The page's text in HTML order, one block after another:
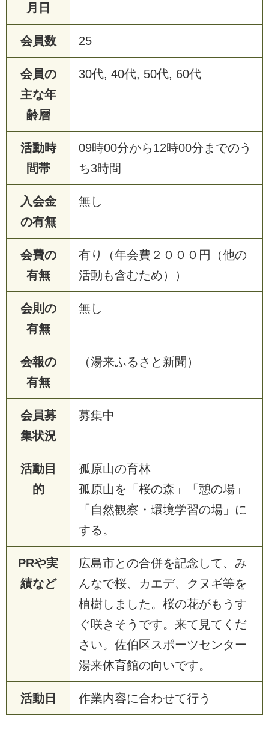
月日
会員数 25
会員の
主な年
齢層
30代, 40代, 50代, 60代
活動時
間帯
09時00分から12時00分までのう
ち3時間
入会金
の有無
無し
会費の
有無
有り（年会費２０００円（他の
活動も含むため））
会則の
有無
無し
会報の
有無
（湯来ふるさと新聞）
会員募
集状況
募集中
活動目
的
孤原山の育林
孤原山を「桜の森」「憩の場」
「自然観察・環境学習の場」に
する。
PRや実
績など
広島市との合併を記念して、み
んなで桜、カエデ、クヌギ等を
植樹しました。桜の花がもうす
ぐ咲きそうです。来て見てくだ
さい。佐伯区スポーツセンター
湯来体育館の向いです。
活動日 作業内容に合わせて行う